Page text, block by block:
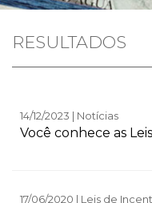
RESULTADOS
14/12/2023 | Notícias
Você conhece as
17/06/2020 | Leis de